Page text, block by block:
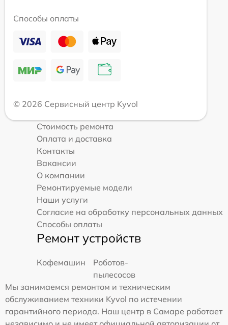
Способы оплаты
© 2026 Сервисный центр Kyvol
Стоимость ремонта
Оплата и доставка
Контакты
Вакансии
О компании
Ремонтируемые модели
Наши услуги
Согласие на обработку персональных данных
Способы оплаты
Ремонт устройств
Кофемашин
Роботов-
пылесосов
Мы занимаемся ремонтом и техническим
обслуживанием техники Kyvol по истечении
гарантийного периода. Наш центр в Самаре работает